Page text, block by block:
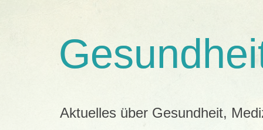
Aktuelles über Gesundheit,